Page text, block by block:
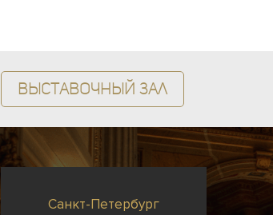
Выставочный зал
Санкт-Петербург